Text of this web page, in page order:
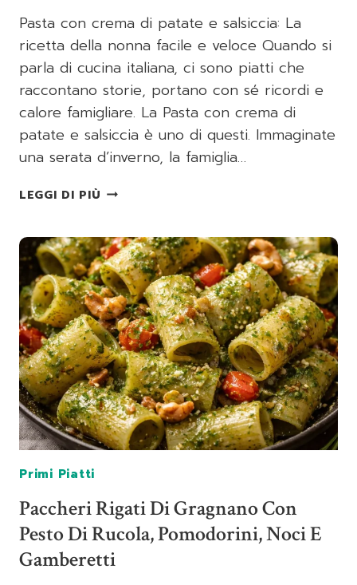
Pasta con crema di patate e salsiccia: La
ricetta della nonna facile e veloce Quando si
parla di cucina italiana, ci sono piatti che
raccontano storie, portano con sé ricordi e
calore famigliare. La Pasta con crema di
patate e salsiccia è uno di questi. Immaginate
una serata d’inverno, la famiglia…
LEGGI DI PIÙ PASTA
CREAM
AND
SAUSAGE
Primi Piatti
Paccheri Rigati Di Gragnano Con
Pesto Di Rucola, Pomodorini, Noci E
Gamberetti